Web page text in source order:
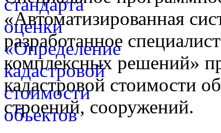
«Автоматизированная
разработанное
комплексных решений»
кадастровой стоимости
строений, сооружений.